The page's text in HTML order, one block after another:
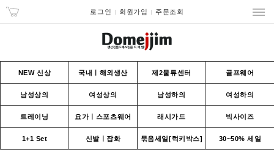
로그인 회원가입 주문조회
NEW 신상 국내ㅣ해외생산 제2물류센터 골프웨어
남성상의 여성상의 남성하의 여성하의
트레이닝 요가ㅣ스포츠웨어 래시가드 빅사이즈
1+1 Set 신발ㅣ잡화 묶음세일[럭키박스] 30~50% 세일